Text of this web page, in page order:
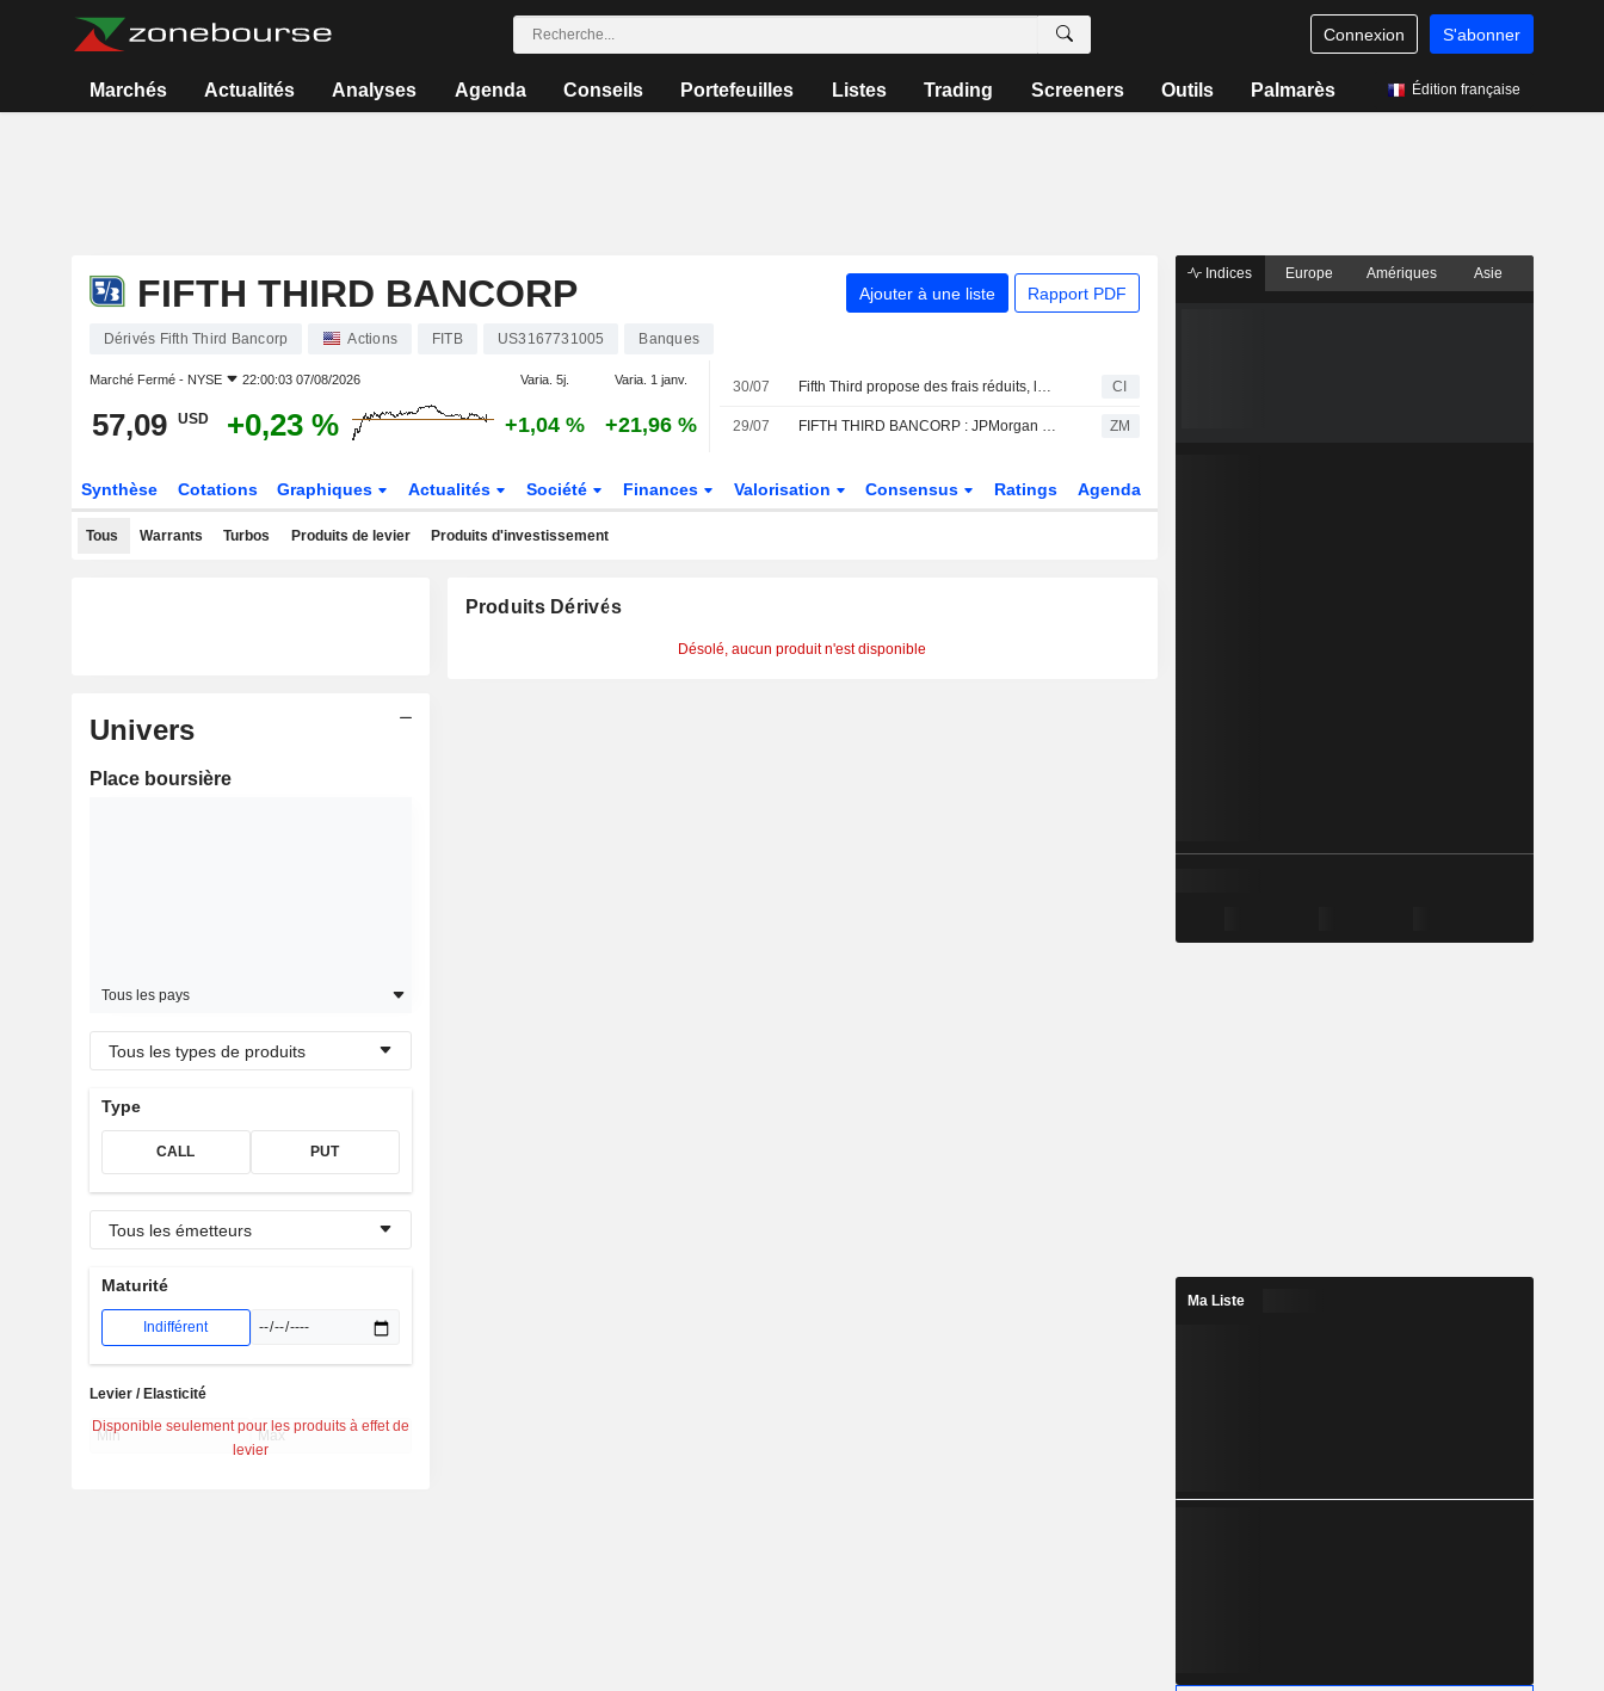
Connexion S'abonner
Marchés Actualités Analyses Agenda Conseils Portefeuilles Listes Trading Screeners Outils Palmarès Édition française
FIFTH THIRD BANCORP Ajouter à une liste Rapport PDF
Dérivés Fifth Third Bancorp Actions FITB US3167731005 Banques
Marché Fermé - NYSE 22:00:03 07/08/2026 Varia. 5j. Varia. 1 janv.
57,09 USD +0,23 % +1,04 % +21,96 %
30/07 Fifth Third propose des frais réduits, le paiement anticipé et de nouveaux avantages bancaires aux clients de Comerica CI
29/07 FIFTH THIRD BANCORP : JPMorgan Chase toujours positif ZM
Synthèse Cotations Graphiques Actualités Société Finances Valorisation Consensus Ratings Agenda
Tous Warrants Turbos Produits de levier Produits d'investissement
Univers
Place boursière
Tous les pays
Tous les types de produits
Type
CALL PUT
Tous les émetteurs
Maturité
Indifférent
Disponible seulement pour les produits à effet de
levier
Levier / Elasticité
Produits Dérivés
Désolé, aucun produit n'est disponible
Indices Europe Amériques Asie
Ma Liste